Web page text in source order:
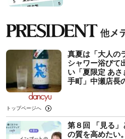
真夏は「大人の
シャワー浴びて
い「夏限定 あ
手町」中瀬店長
トップページへ
第８回 「見る」
の質を高めたい。